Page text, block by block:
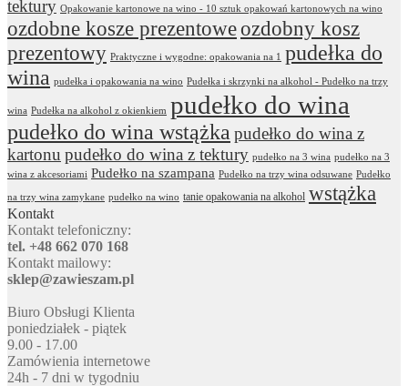
tektury Opakowanie kartonowe na wino - 10 sztuk opakowań kartonowych na wino
ozdobne kosze prezentoweozdobny kosz
prezentowy Praktyczne i wygodne: opakowania na 1
pudełka do
wina pudełka i opakowania na wino Pudełka i skrzynki na alkohol - Pudełko na trzy
wina Pudełka na alkohol z okienkiem pudełko do wina
pudełko do wina wstążka pudełko do wina z
kartonu pudełko do wina z tektury pudełko na 3 wina pudełko na 3
wina z akcesoriami Pudełko na szampana Pudełko na trzy wina odsuwane Pudełko
na trzy wina zamykane pudełko na wino tanie opakowania na alkohol wstążka
Kontakt
Kontakt telefoniczny:
tel. +48 662 070 168
Kontakt mailowy:
sklep@zawieszam.pl
Biuro Obsługi Klienta
poniedziałek - piątek
9.00 - 17.00
Zamówienia internetowe
24h - 7 dni w tygodniu